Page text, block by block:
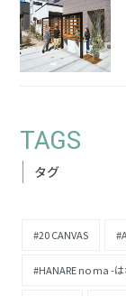
TAGS
タグ
#20 CANVAS
#HANARE no ma -